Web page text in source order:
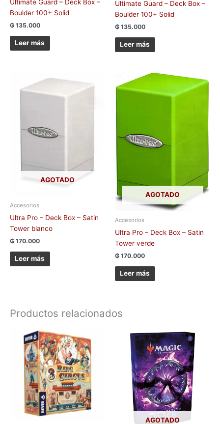
Ultimate Guard – Deck Box –
Boulder 100+ Solid
₲ 135.000
Leer más
Ultimate Guard – Deck Box –
Boulder 100+ Solid
₲ 135.000
Leer más
AGOTADO
Accesorios
Ultra Pro – Deck Box – Satin
Tower blanco
₲ 170.000
Leer más
AGOTADO
Accesorios
Ultra Pro – Deck Box – Satin
Tower verde
₲ 170.000
Leer más
Productos relacionados
AGOTADO